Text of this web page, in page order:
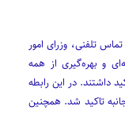
تلفنی، وزرای امور
و بهره‌گیری از همه
داشتند. در این رابطه
تاکید شد. همچنین